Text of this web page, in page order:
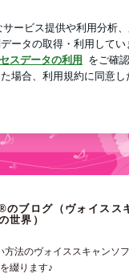
ードして ブログの更新通知
のブログ（ヴォイスス
世界）
方法のヴォイススキャンソ
綴ります♪